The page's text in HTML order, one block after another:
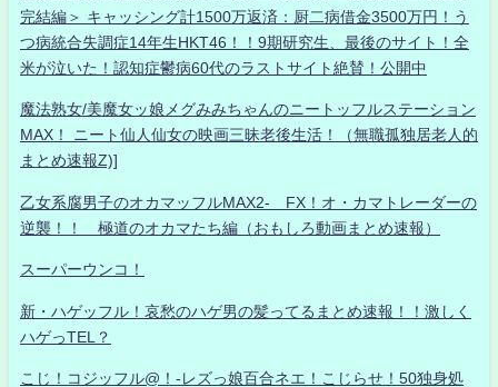
完結編＞ キャッシング計1500万返済：厨二病借金3500万円！う
つ病統合失調症14年生HKT46！！9期研究生、最後のサイト！全
米が泣いた！認知症鬱病60代のラストサイト絶賛！公開中
魔法熟女/美魔女ッ娘メグみみちゃんのニートッフルステーション
MAX！ ニート仙人仙女の映画三昧老後生活！（無職孤独居老人的
まとめ速報Z)]
乙女系腐男子のオカマッフルMAX2- FX！オ・カマトレーダーの
逆襲！！ 極道のオカマたち編（おもしろ動画まとめ速報）
スーパーウンコ！
新・ハゲッフル！哀愁のハゲ男の髪ってるまとめ速報！！激しく
ハゲっTEL？
こじ！コジッフル@！-レズっ娘百合ネエ！こじらせ！50独身処